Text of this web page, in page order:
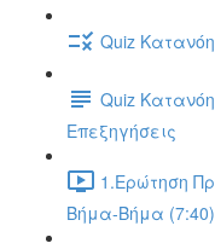
Quiz
Quiz
Επεξηγήσεις
1.Ερώτηση
Βήμα-Βήμα (7:40)